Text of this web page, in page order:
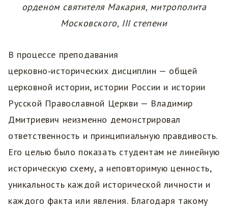
орденом святителя Макария, митрополита
Московского, III степени
В процессе преподавания
церковно‑исторических дисциплин — общей
церковной истории, истории России и истории
Русской Православной Церкви — Владимир
Дмитриевич неизменно демонстрировал
ответственность и принципиальную правдивость.
Его целью было показать студентам не линейную
историческую схему, а неповторимую ценность,
уникальность каждой исторической личности и
каждого факта или явления. Благодаря такому